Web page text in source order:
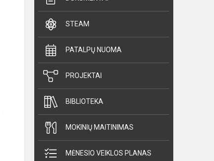
STEAM
PATALPŲ NUOMA
PROJEKTAI
BIBLIOTEKA
MOKINIŲ MAITINIMAS
MĖNESIO VEIKLOS PLANAS